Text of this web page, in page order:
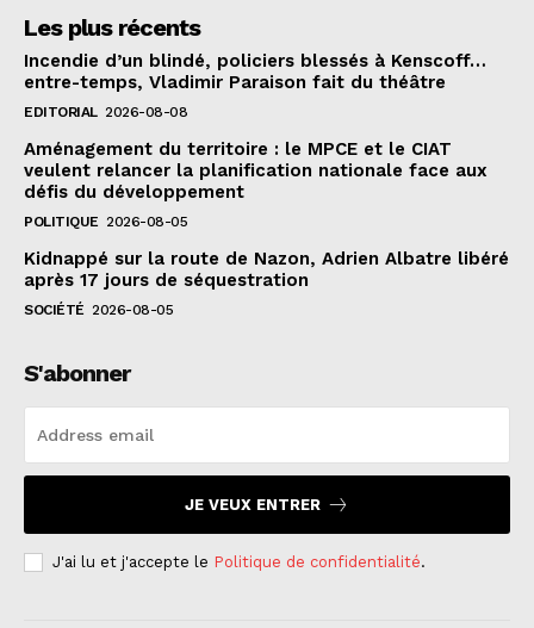
Les plus récents
Incendie d’un blindé, policiers blessés à Kenscoff…
entre-temps, Vladimir Paraison fait du théâtre
EDITORIAL 2026-08-08
Aménagement du territoire : le MPCE et le CIAT
veulent relancer la planification nationale face aux
défis du développement
POLITIQUE 2026-08-05
Kidnappé sur la route de Nazon, Adrien Albatre libéré
après 17 jours de séquestration
SOCIÉTÉ 2026-08-05
S'abonner
JE VEUX ENTRER
J'ai lu et j'accepte le Politique de confidentialité.